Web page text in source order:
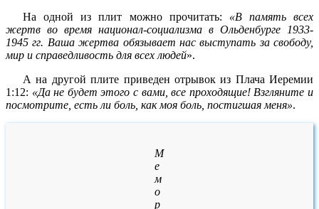
На одной из плит можно прочитать: «В память всех
жертв во время национал-социализма в Ольденбурге 1933-
1945 гг. Ваша жертва обязывает нас выступать за свободу,
мир и справедливость для всех людей».
А на другой плите приведен отрывок из Плача Иеремии
1:12: «Да не будет этого с вами, все проходящие! Взгляните и
посмотрите, есть ли боль, как моя боль, постигшая меня».
М
е
м
о
р